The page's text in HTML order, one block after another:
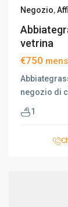
Negozio,
vetrina
€750
negozio di
1